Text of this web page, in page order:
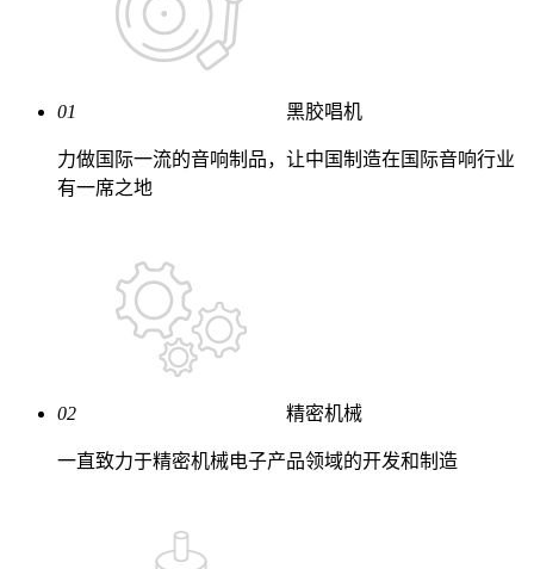
01 黑胶唱机
力做国际一流的音响制品，让中国制造在国际音响行业
有一席之地
02 精密机械
一直致力于精密机械电子产品领域的开发和制造